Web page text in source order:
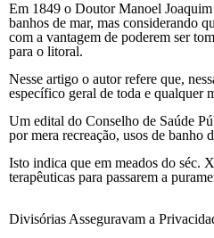
Em 1849 o Doutor Manoel
banhos de mar, mas considerando
com a vantagem de poderem ser
para o litoral.
Nesse artigo o autor refere que,
específico geral de toda e qualquer
Um edital do Conselho de Saúde
por mera recreação, usos de banho
Isto indica que em meados do séc.
terapêuticas para passarem a
Divisórias Asseguravam a